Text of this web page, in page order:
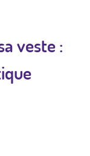
veste :